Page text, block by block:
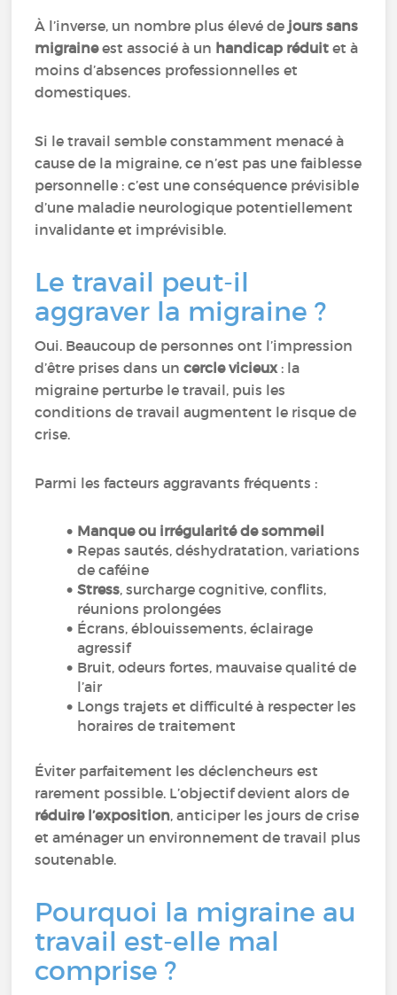
À l’inverse, un nombre plus élevé de jours sans
migraineest associé à un handicap réduit et à
moins d’absences professionnelles et
domestiques.
Si le travail semble constamment menacé à
cause de la migraine, ce n’est pas une faiblesse
personnelle : c’est une conséquence prévisible
d’une maladie neurologique potentiellement
invalidante et imprévisible.
Le travail peut-il
aggraver la migraine ?
Oui. Beaucoup de personnes ont l’impression
d’être prises dans uncercle vicieux: la
migraine perturbe le travail, puis les
conditions de travail augmentent le risque de
crise.
Parmi les facteurs aggravants fréquents :
Manque ou irrégularité de sommeil
Repas sautés, déshydratation, variations
de caféine
Stress, surcharge cognitive, conflits,
réunions prolongées
Écrans, éblouissements, éclairage
agressif
Bruit, odeurs fortes, mauvaise qualité de
l’air
Longs trajets et difficulté à respecter les
horaires de traitement
Éviter parfaitement les déclencheurs est
rarement possible. L’objectif devient alors de
réduire l’exposition, anticiper les jours de crise
et aménager un environnement de travail plus
soutenable.
Pourquoi la migraine au
travail est-elle mal
comprise ?